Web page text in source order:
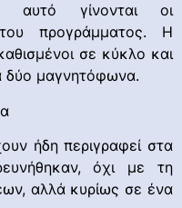
αυτό γίνονται οι
προγράμματος. Η
σε κύκλο και
δύο μαγνητόφωνα.
ήδη περιγραφεί στα
όχι με τη
αλλά κυρίως σε ένα